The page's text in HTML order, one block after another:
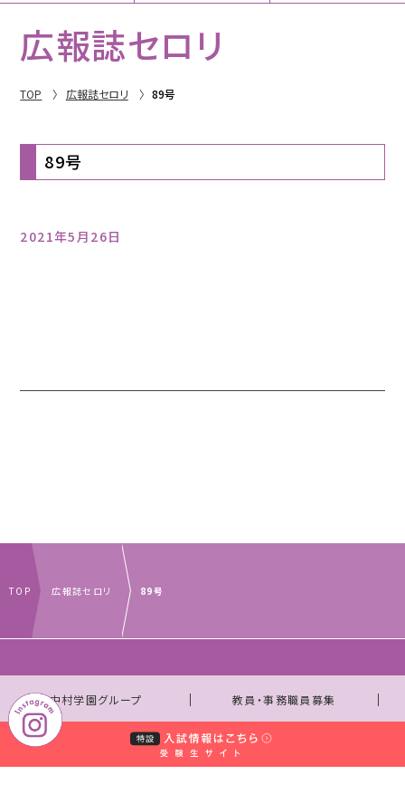
広報誌セロリ
TOP 広報誌セロリ 89号
89号
2021年5月26日
TOP 広報誌セロリ 89号
中村学園グループ ｜ 教員・事務職員募集 ｜
取材のお申し込みについて ｜ お問い合わせ窓口一覧
｜ 個人情報保護規程